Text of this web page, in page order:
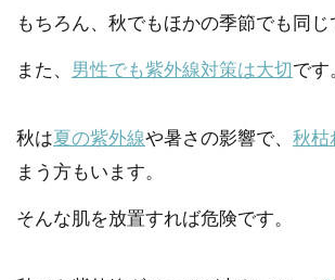
もちろん、秋でもほかの季節でも同じ
また、 男性でも紫外線対策は大切 です
秋は夏の紫外線や暑さの影響で、 秋枯
まう方もいます。
そんな肌を放置すれば危険です。